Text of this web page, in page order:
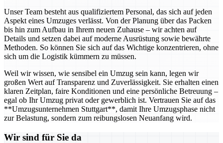
Unser Team besteht aus qualifiziertem Personal, das sich auf jeden
Aspekt eines Umzuges verlässt. Von der Planung über das Packen
bis hin zum Aufbau in Ihrem neuen Zuhause – wir achten auf
Details und setzen dabei auf moderne Ausrüstung sowie bewährte
Methoden. So können Sie sich auf das Wichtige konzentrieren, ohne
sich um die Logistik kümmern zu müssen.
Weil wir wissen, wie sensibel ein Umzug sein kann, legen wir
großen Wert auf Transparenz und Zuverlässigkeit. Sie erhalten einen
klaren Zeitplan, faire Konditionen und eine persönliche Betreuung –
egal ob Ihr Umzug privat oder gewerblich ist. Vertrauen Sie auf das
**Umzugsunternehmen Stuttgart**, damit Ihre Umzugsphase nicht
zur Belastung, sondern zum reibungslosen Neuanfang wird.
Wir sind für Sie da